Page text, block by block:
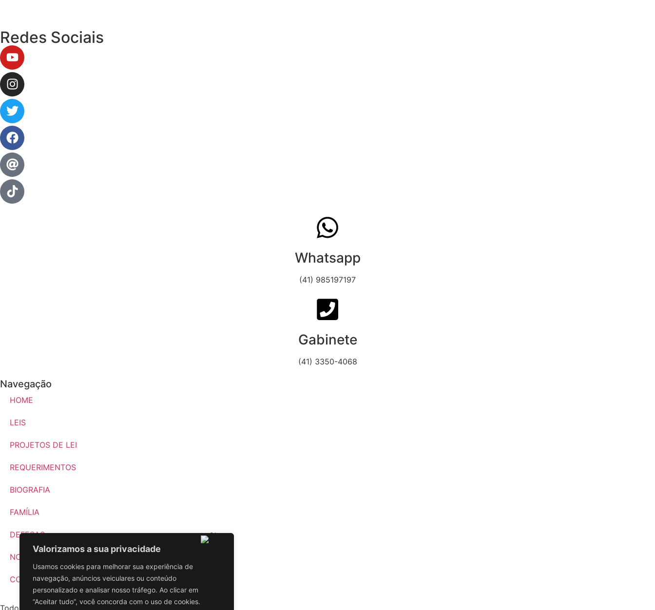
Valorizamos a sua privacidade
Usamos cookies para melhorar sua experiência de
navegação, anúncios veiculares ou conteúdo
personalizado e analisar nosso tráfego. Ao clicar em
“Aceitar tudo”, você concorda com o uso de cookies.
Redes Sociais
Whatsapp
(41) 985197197
Gabinete
(41) 3350-4068
Navegação
HOME
LEIS
PROJETOS DE LEI
REQUERIMENTOS
BIOGRAFIA
FAMÍLIA
DEFESAS
NOTÍCIAS
CONTATO
Todos os direitos reservados ao Delegado Tito Barichello